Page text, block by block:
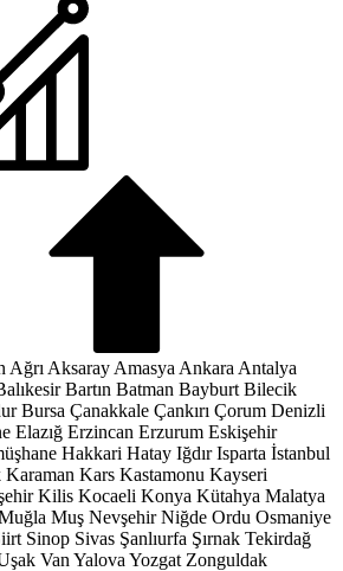
Ağrı Aksaray Amasya Ankara Antalya
Bartın Batman Bayburt Bilecik
Bursa Çanakkale Çankırı Çorum Denizli
Elazığ Erzincan Erzurum Eskişehir
Hakkari Hatay Iğdır Isparta İstanbul
Karaman Kars Kastamonu Kayseri
Kilis Kocaeli Konya Kütahya Malatya
Muş Nevşehir Niğde Ordu Osmaniye
Sinop Sivas Şanlıurfa Şırnak Tekirdağ
Van Yalova Yozgat Zonguldak